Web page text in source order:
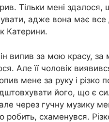
Тільки мені
адже вона має все
Катерини.
випив за мою красу, за
Але її чоловік
мене за руку і різко
його, що є
через гучну музику
робить, схаменувся.